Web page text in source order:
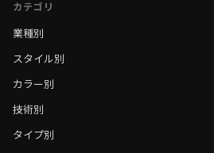
カテゴリ
業種別
スタイル別
カラー別
技術別
タイプ別